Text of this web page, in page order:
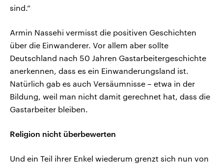
sind.“
Armin Nassehi vermisst die positiven Geschichten
über die Einwanderer. Vor allem aber sollte
Deutschland nach 50 Jahren Gastarbeitergeschichte
anerkennen, dass es ein Einwanderungsland ist.
Natürlich gab es auch Versäumnisse – etwa in der
Bildung, weil man nicht damit gerechnet hat, dass die
Gastarbeiter bleiben.
Religion nicht überbewerten
Und ein Teil ihrer Enkel wiederum grenzt sich nun von